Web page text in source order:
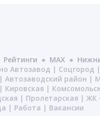
Рейтинги ● MAX ●
Автозавод | Соцгород
Автозаводский район |
Кировская |
| Пролетарская | ЖК
| Работа | Вакансии